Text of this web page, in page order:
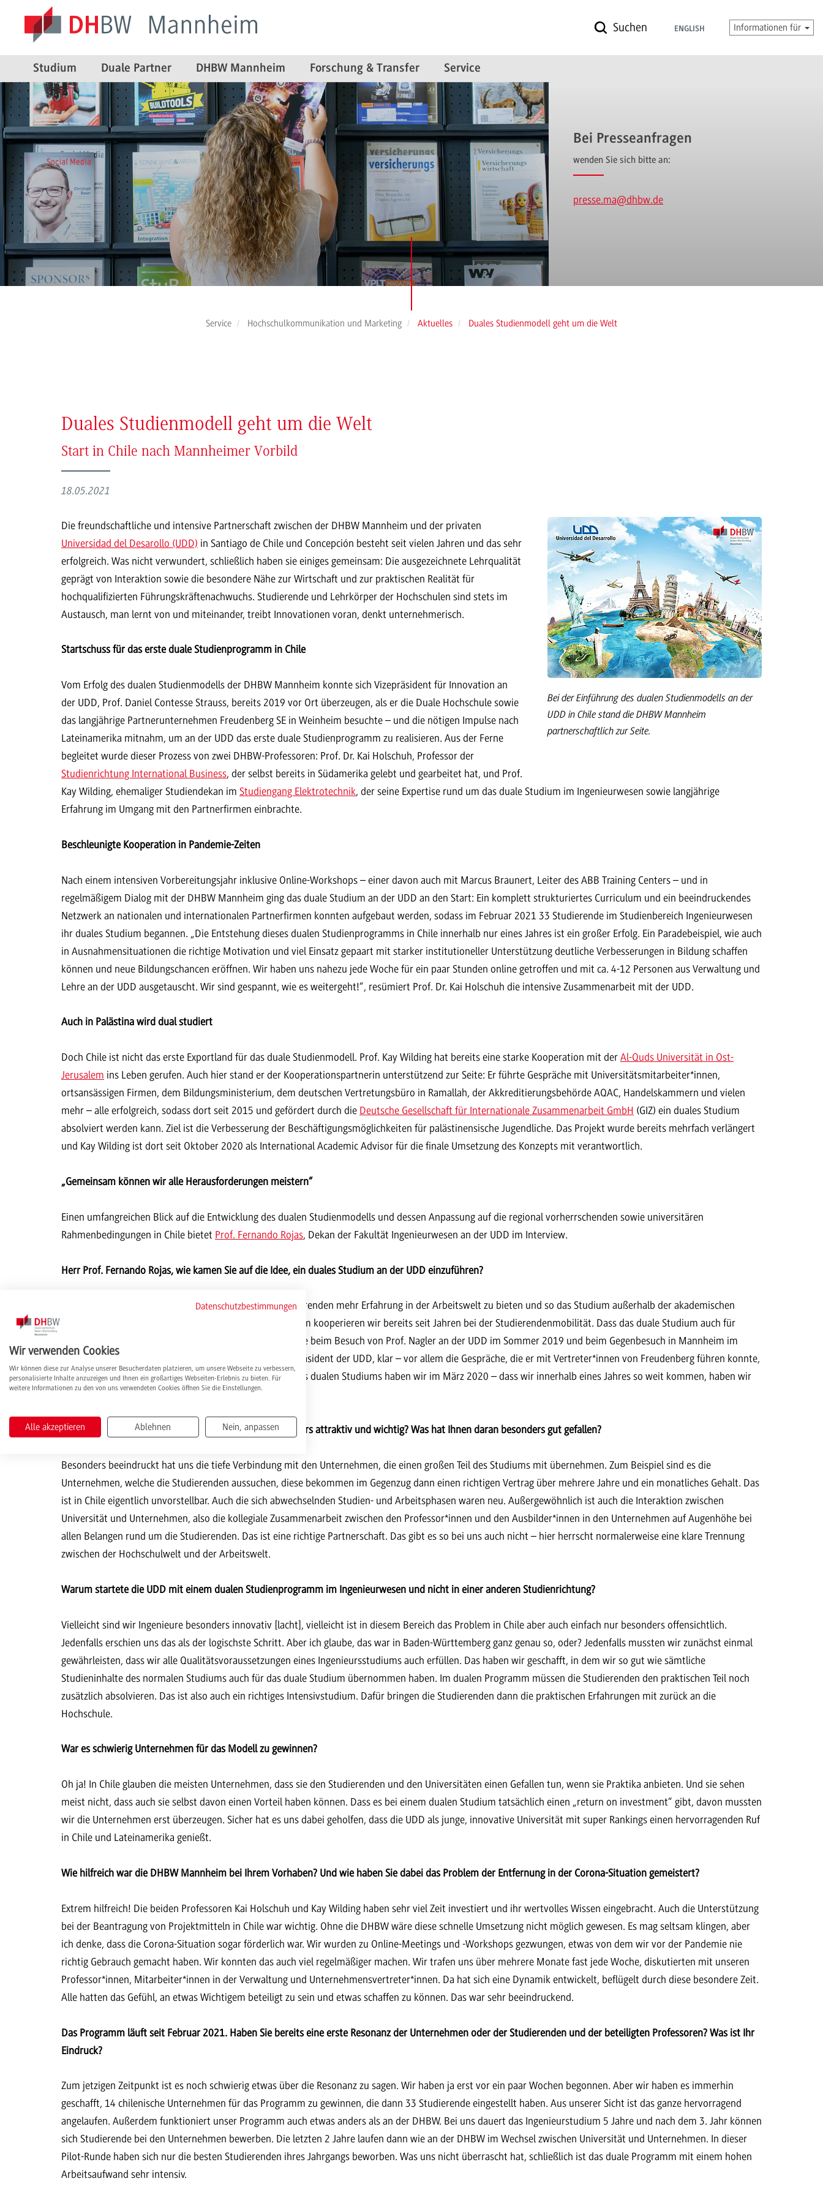
Suchen ENGLISH Informationen für
Studium Duale Partner DHBW Mannheim Forschung & Transfer Service
Bei Presseanfragen
wenden Sie sich bitte an:
presse.ma@dhbw.de
Service Hochschulkommunikation und Marketing Aktuelles Duales Studienmodell geht um die Welt
Duales Studienmodell geht um die Welt
Start in Chile nach Mannheimer Vorbild
18.05.2021
Bei der Einführung des dualen Studienmodells an der
UDD in Chile stand die DHBW Mannheim
partnerschaftlich zur Seite.
Die freundschaftliche und intensive Partnerschaft zwischen der DHBW Mannheim und der privaten
Universidad del Desarollo (UDD) in Santiago de Chile und Concepción besteht seit vielen Jahren und das sehr
erfolgreich. Was nicht verwundert, schließlich haben sie einiges gemeinsam: Die ausgezeichnete Lehrqualität
geprägt von Interaktion sowie die besondere Nähe zur Wirtschaft und zur praktischen Realität für
hochqualifizierten Führungskräftenachwuchs. Studierende und Lehrkörper der Hochschulen sind stets im
Austausch, man lernt von und miteinander, treibt Innovationen voran, denkt unternehmerisch.
Startschuss für das erste duale Studienprogramm in Chile
Vom Erfolg des dualen Studienmodells der DHBW Mannheim konnte sich Vizepräsident für Innovation an
der UDD, Prof. Daniel Contesse Strauss, bereits 2019 vor Ort überzeugen, als er die Duale Hochschule sowie
das langjährige Partnerunternehmen Freudenberg SE in Weinheim besuchte – und die nötigen Impulse nach
Lateinamerika mitnahm, um an der UDD das erste duale Studienprogramm zu realisieren. Aus der Ferne
begleitet wurde dieser Prozess von zwei DHBW-Professoren: Prof. Dr. Kai Holschuh, Professor der
Studienrichtung International Business, der selbst bereits in Südamerika gelebt und gearbeitet hat, und Prof.
Kay Wilding, ehemaliger Studiendekan im Studiengang Elektrotechnik, der seine Expertise rund um das duale Studium im Ingenieurwesen sowie langjährige
Erfahrung im Umgang mit den Partnerfirmen einbrachte.
Beschleunigte Kooperation in Pandemie-Zeiten
Nach einem intensiven Vorbereitungsjahr inklusive Online-Workshops – einer davon auch mit Marcus Braunert, Leiter des ABB Training Centers – und in
regelmäßigem Dialog mit der DHBW Mannheim ging das duale Studium an der UDD an den Start: Ein komplett strukturiertes Curriculum und ein beeindruckendes
Netzwerk an nationalen und internationalen Partnerfirmen konnten aufgebaut werden, sodass im Februar 2021 33 Studierende im Studienbereich Ingenieurwesen
ihr duales Studium begannen. „Die Entstehung dieses dualen Studienprogramms in Chile innerhalb nur eines Jahres ist ein großer Erfolg. Ein Paradebeispiel, wie auch
in Ausnahmensituationen die richtige Motivation und viel Einsatz gepaart mit starker institutioneller Unterstützung deutliche Verbesserungen in Bildung schaffen
können und neue Bildungschancen eröffnen. Wir haben uns nahezu jede Woche für ein paar Stunden online getroffen und mit ca. 4-12 Personen aus Verwaltung und
Lehre an der UDD ausgetauscht. Wir sind gespannt, wie es weitergeht!“, resümiert Prof. Dr. Kai Holschuh die intensive Zusammenarbeit mit der UDD.
Auch in Palästina wird dual studiert
Doch Chile ist nicht das erste Exportland für das duale Studienmodell. Prof. Kay Wilding hat bereits eine starke Kooperation mit der Al-Quds Universität in Ost-
Jerusalem ins Leben gerufen. Auch hier stand er der Kooperationspartnerin unterstützend zur Seite: Er führte Gespräche mit Universitätsmitarbeiter*innen,
ortsansässigen Firmen, dem Bildungsministerium, dem deutschen Vertretungsbüro in Ramallah, der Akkreditierungsbehörde AQAC, Handelskammern und vielen
mehr – alle erfolgreich, sodass dort seit 2015 und gefördert durch die Deutsche Gesellschaft für Internationale Zusammenarbeit GmbH (GIZ) ein duales Studium
absolviert werden kann. Ziel ist die Verbesserung der Beschäftigungsmöglichkeiten für palästinensische Jugendliche. Das Projekt wurde bereits mehrfach verlängert
und Kay Wilding ist dort seit Oktober 2020 als International Academic Advisor für die finale Umsetzung des Konzepts mit verantwortlich.
„Gemeinsam können wir alle Herausforderungen meistern“
Einen umfangreichen Blick auf die Entwicklung des dualen Studienmodells und dessen Anpassung auf die regional vorherrschenden sowie universitären
Rahmenbedingungen in Chile bietet Prof. Fernando Rojas, Dekan der Fakultät Ingenieurwesen an der UDD im Interview.
Herr Prof. Fernando Rojas, wie kamen Sie auf die Idee, ein duales Studium an der UDD einzuführen?
Wir suchten schon lange nach Wegen, um unseren Studierenden mehr Erfahrung in der Arbeitswelt zu bieten und so das Studium außerhalb der akademischen
Umgebung sinnvoll zu ergänzen. Mit der DHBW Mannheim kooperieren wir bereits seit Jahren bei der Studierendenmobilität. Dass das duale Studium auch für
unsere Hochschule ein funktionierendes Modell ist, wurde beim Besuch von Prof. Nagler an der UDD im Sommer 2019 und beim Gegenbesuch in Mannheim im
Dezember von Prof. Daniel Contesse Strauss, dem Vizepräsident der UDD, klar – vor allem die Gespräche, die er mit Vertreter*innen von Freudenberg führen konnte,
waren sehr aufschlussreich. Gestartet mit der Planung des dualen Studiums haben wir im März 2020 – dass wir innerhalb eines Jahres so weit kommen, haben wir
nicht gedacht.
Welche Aspekte des dualen Studiums fanden Sie besonders attraktiv und wichtig? Was hat Ihnen daran besonders gut gefallen?
Besonders beeindruckt hat uns die tiefe Verbindung mit den Unternehmen, die einen großen Teil des Studiums mit übernehmen. Zum Beispiel sind es die
Unternehmen, welche die Studierenden aussuchen, diese bekommen im Gegenzug dann einen richtigen Vertrag über mehrere Jahre und ein monatliches Gehalt. Das
ist in Chile eigentlich unvorstellbar. Auch die sich abwechselnden Studien- und Arbeitsphasen waren neu. Außergewöhnlich ist auch die Interaktion zwischen
Universität und Unternehmen, also die kollegiale Zusammenarbeit zwischen den Professor*innen und den Ausbilder*innen in den Unternehmen auf Augenhöhe bei
allen Belangen rund um die Studierenden. Das ist eine richtige Partnerschaft. Das gibt es so bei uns auch nicht – hier herrscht normalerweise eine klare Trennung
zwischen der Hochschulwelt und der Arbeitswelt.
Warum startete die UDD mit einem dualen Studienprogramm im Ingenieurwesen und nicht in einer anderen Studienrichtung?
Vielleicht sind wir Ingenieure besonders innovativ [lacht], vielleicht ist in diesem Bereich das Problem in Chile aber auch einfach nur besonders offensichtlich.
Jedenfalls erschien uns das als der logischste Schritt. Aber ich glaube, das war in Baden-Württemberg ganz genau so, oder? Jedenfalls mussten wir zunächst einmal
gewährleisten, dass wir alle Qualitätsvoraussetzungen eines Ingenieursstudiums auch erfüllen. Das haben wir geschafft, in dem wir so gut wie sämtliche
Studieninhalte des normalen Studiums auch für das duale Studium übernommen haben. Im dualen Programm müssen die Studierenden den praktischen Teil noch
zusätzlich absolvieren. Das ist also auch ein richtiges Intensivstudium. Dafür bringen die Studierenden dann die praktischen Erfahrungen mit zurück an die
Hochschule.
War es schwierig Unternehmen für das Modell zu gewinnen?
Oh ja! In Chile glauben die meisten Unternehmen, dass sie den Studierenden und den Universitäten einen Gefallen tun, wenn sie Praktika anbieten. Und sie sehen
meist nicht, dass auch sie selbst davon einen Vorteil haben können. Dass es bei einem dualen Studium tatsächlich einen „return on investment“ gibt, davon mussten
wir die Unternehmen erst überzeugen. Sicher hat es uns dabei geholfen, dass die UDD als junge, innovative Universität mit super Rankings einen hervorragenden Ruf
in Chile und Lateinamerika genießt.
Wie hilfreich war die DHBW Mannheim bei Ihrem Vorhaben? Und wie haben Sie dabei das Problem der Entfernung in der Corona-Situation gemeistert?
Extrem hilfreich! Die beiden Professoren Kai Holschuh und Kay Wilding haben sehr viel Zeit investiert und ihr wertvolles Wissen eingebracht. Auch die Unterstützung
bei der Beantragung von Projektmitteln in Chile war wichtig. Ohne die DHBW wäre diese schnelle Umsetzung nicht möglich gewesen. Es mag seltsam klingen, aber
ich denke, dass die Corona-Situation sogar förderlich war. Wir wurden zu Online-Meetings und -Workshops gezwungen, etwas von dem wir vor der Pandemie nie
richtig Gebrauch gemacht haben. Wir konnten das auch viel regelmäßiger machen. Wir trafen uns über mehrere Monate fast jede Woche, diskutierten mit unseren
Professor*innen, Mitarbeiter*innen in der Verwaltung und Unternehmensvertreter*innen. Da hat sich eine Dynamik entwickelt, beflügelt durch diese besondere Zeit.
Alle hatten das Gefühl, an etwas Wichtigem beteiligt zu sein und etwas schaffen zu können. Das war sehr beeindruckend.
Das Programm läuft seit Februar 2021. Haben Sie bereits eine erste Resonanz der Unternehmen oder der Studierenden und der beteiligten Professoren? Was ist Ihr
Eindruck?
Zum jetzigen Zeitpunkt ist es noch schwierig etwas über die Resonanz zu sagen. Wir haben ja erst vor ein paar Wochen begonnen. Aber wir haben es immerhin
geschafft, 14 chilenische Unternehmen für das Programm zu gewinnen, die dann 33 Studierende eingestellt haben. Aus unserer Sicht ist das ganze hervorragend
angelaufen. Außerdem funktioniert unser Programm auch etwas anders als an der DHBW. Bei uns dauert das Ingenieurstudium 5 Jahre und nach dem 3. Jahr können
sich Studierende bei den Unternehmen bewerben. Die letzten 2 Jahre laufen dann wie an der DHBW im Wechsel zwischen Universität und Unternehmen. In dieser
Pilot-Runde haben sich nur die besten Studierenden ihres Jahrgangs beworben. Was uns nicht überrascht hat, schließlich ist das duale Programm mit einem hohen
Arbeitsaufwand sehr intensiv.
Datenschutzbestimmungen
Wir verwenden Cookies
Wir können diese zur Analyse unserer Besucherdaten platzieren, um unsere Webseite zu verbessern,
personalisierte Inhalte anzuzeigen und Ihnen ein großartiges Webseiten-Erlebnis zu bieten. Für
weitere Informationen zu den von uns verwendeten Cookies öffnen Sie die Einstellungen.
Alle akzeptieren Ablehnen Nein, anpassen